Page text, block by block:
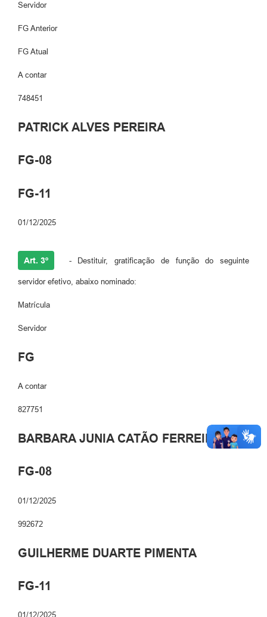
Servidor
FG Anterior
FG Atual
A contar
748451
PATRICK ALVES PEREIRA
FG-08
FG-11
01/12/2025
Art. 3º - Destituir, gratificação de função do seguinte
servidor efetivo, abaixo nominado:
Matrícula
Servidor
FG
A contar
827751
BARBARA JUNIA CATÃO FERREIRA
FG-08
01/12/2025
992672
GUILHERME DUARTE PIMENTA
FG-11
01/12/2025